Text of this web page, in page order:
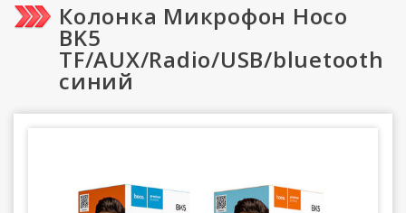
Колонка Микрофон Hoco
BK5
TF/AUX/Radio/USB/bluetooth
синий